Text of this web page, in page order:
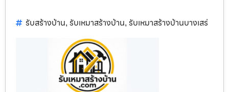
รับสร้างบ้าน, รับเหมาสร้างบ้าน, รับเหมาสร้างบ้านบางเสร่